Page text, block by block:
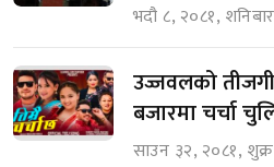
भदौ ८, २०८१, शनिबार
उज्जवलको
बजारमा चर्चा
साउन ३२, २०८१,